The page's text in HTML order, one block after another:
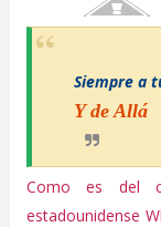
Siempre a
Y de Allá
Como es del
estadounidense